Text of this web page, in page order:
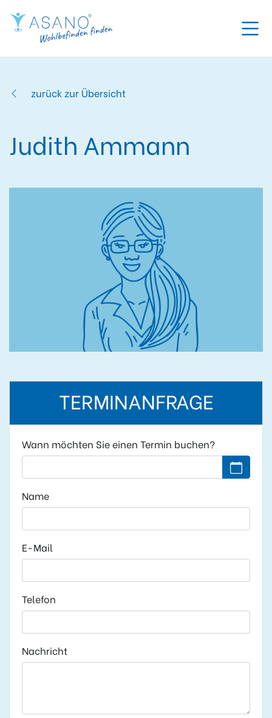
zurück zur Übersicht
Judith Ammann
TERMINANFRAGE
Wann möchten Sie einen Termin buchen?
Kein
Name
E-Mail
Telefon
Nachricht